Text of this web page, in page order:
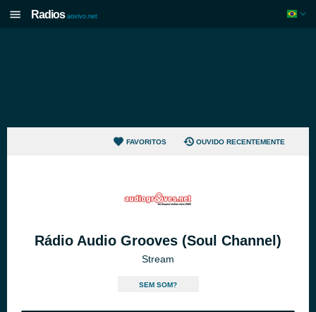
Radios aovivo.net
FAVORITOS OUVIDO RECENTEMENTE
Rádio Audio Grooves (Soul Channel)
Stream
SEM SOM?